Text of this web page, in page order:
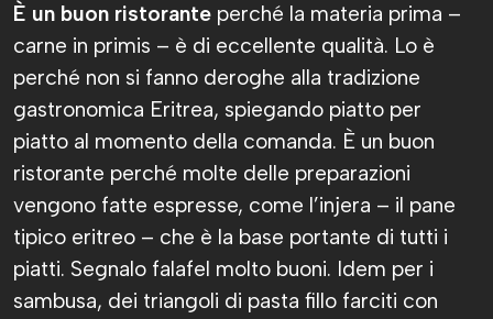
È un buon ristorante perché la materia prima –
carne in primis – è di eccellente qualità. Lo è
perché non si fanno deroghe alla tradizione
gastronomica Eritrea, spiegando piatto per
piatto al momento della comanda. È un buon
ristorante perché molte delle preparazioni
vengono fatte espresse, come l’injera – il pane
tipico eritreo – che è la base portante di tutti i
piatti. Segnalo falafel molto buoni. Idem per i
sambusa, dei triangoli di pasta fillo farciti con